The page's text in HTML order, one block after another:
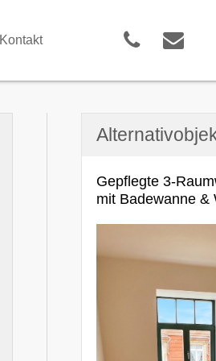
Kontakt
Gepflegte 3-
mit Badewanne &